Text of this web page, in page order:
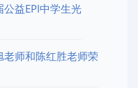
益EPI中学生光
师和陈红胜老师荣